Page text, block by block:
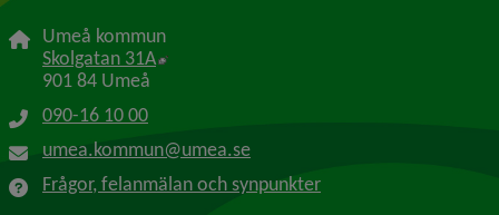
Umeå kommun
Skolgatan 31A Länk till annan webbplats, öppnas i nytt
901 84 Umeå
090-16 10 00
umea.kommun@umea.se
Frågor, felanmälan och synpunkter